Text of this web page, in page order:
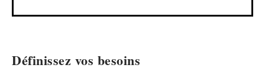
Définissez vos besoins